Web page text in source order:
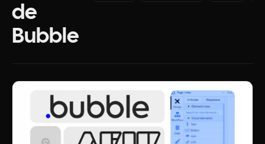
de
Bubble